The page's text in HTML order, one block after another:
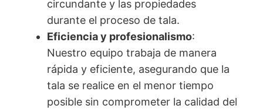
circundante y las propiedades
durante el proceso de tala.
Eficiencia y profesionalismo:
Nuestro equipo trabaja de manera
rápida y eficiente, asegurando que la
tala se realice en el menor tiempo
posible sin comprometer la calidad del